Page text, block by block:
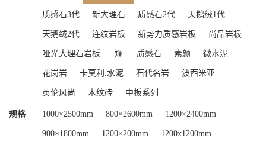
质感石3代 新大理石 质感石2代 天鹅绒1代
天鹅绒2代 连纹岩板 新势力质感岩板 尚品岩板
哑光大理石岩板 斓 质感石 素颜 微水泥
花岗岩 卡莫利.水泥 石代名岩 波西米亚
英伦风尚 木纹砖 中板系列
规格 1000×2500mm 800×2600mm 1200×2400mm
900×1800mm 1200×200mm 1200x1200mm